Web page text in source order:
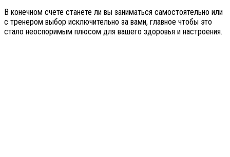
В конечном счете станете ли вы заниматься самостоятельно или
с тренером выбор исключительно за вами, главное чтобы это
стало неоспоримым плюсом для вашего здоровья и настроения.